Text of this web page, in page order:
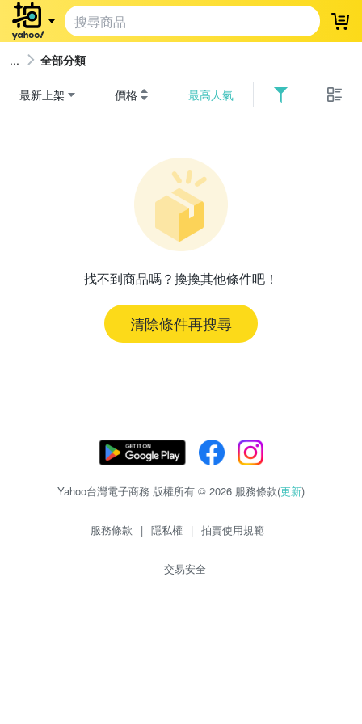
登
全部分類
最新上架 價格 最高人氣
找不到商品嗎？換換其他條件吧！
清除條件再搜尋
Yahoo台灣電子商務 版權所有 © 2026 服務條款(更新)
服務條款 | 隱私權 | 拍賣使用規範
交易安全